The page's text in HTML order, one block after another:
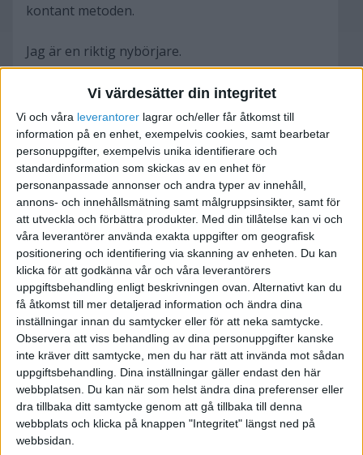
Vi värdesätter din integritet
Vi och våra leverantorer lagrar och/eller får åtkomst till
information på en enhet, exempelvis cookies, samt bearbetar
personuppgifter, exempelvis unika identifierare och
standardinformation som skickas av en enhet för
personanpassade annonser och andra typer av innehåll,
annons- och innehållsmätning samt målgruppsinsikter, samt för
att utveckla och förbättra produkter. Med din tillåtelse kan vi och
våra leverantörer använda exakta uppgifter om geografisk
positionering och identifiering via skanning av enheten. Du kan
klicka för att godkänna vår och våra leverantörers
uppgiftsbehandling enligt beskrivningen ovan. Alternativt kan du
få åtkomst till mer detaljerad information och ändra dina
inställningar innan du samtycker eller för att neka samtycke.
Observera att viss behandling av dina personuppgifter kanske
inte kräver ditt samtycke, men du har rätt att invända mot sådan
uppgiftsbehandling. Dina inställningar gäller endast den här
webbplatsen. Du kan när som helst ändra dina preferenser eller
dra tillbaka ditt samtycke genom att gå tillbaka till denna
webbplats och klicka på knappen "Integritet" längst ned på
webbsidan.
kontant metoden.
Jag är en riktig nybörjare.
DFT
2006-04-20 14:02
AK ska bokföras 1940 (eller annat likvidkonto) i
debet och aktiekapital i kredit.
Eftersom det tydligen är ett AB du har så skulle
jag råda dig att ta hjälp med bokföringen från
början om du inte kan själv. Att försöka bokföra
ett AB själv samtidigt som man lär sig bokföring
är ingen bra lösning och kommer att kosta
massa onödiga pengar i slutändan. En revisor